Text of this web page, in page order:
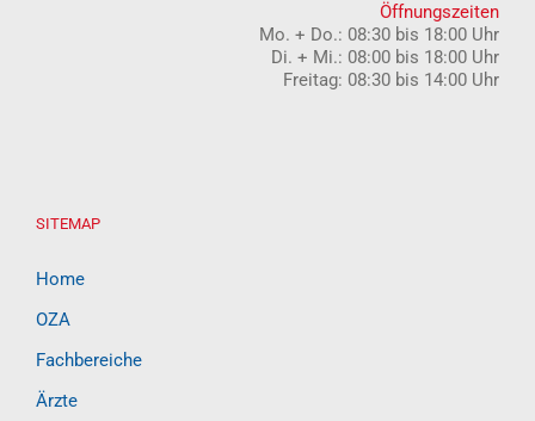
Öffnungszeiten
Mo. + Do.: 08:30 bis 18:00 Uhr
Di. + Mi.: 08:00 bis 18:00 Uhr
Freitag: 08:30 bis 14:00 Uhr
SITEMAP
Home
OZA
Fachbereiche
Ärzte